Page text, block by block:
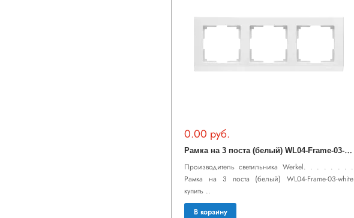
0.00 руб.
Р
амка на 3 поста (белый) WL04-Frame-03-white
Производитель светильника Werkel. . . . . . . .
Рамка на 3 поста (белый) WL04-Frame-03-white
купить ..
В корзину